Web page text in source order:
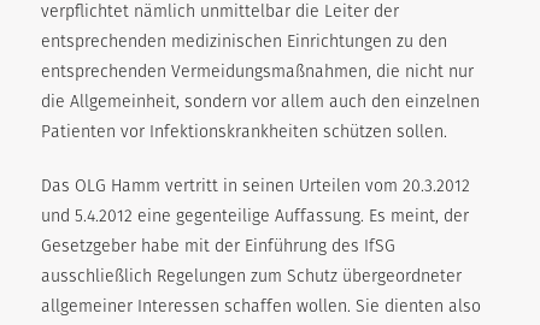
verpflichtet nämlich unmittelbar die Leiter der
entsprechenden medizinischen Einrichtungen zu den
entsprechenden Vermeidungsmaßnahmen, die nicht nur
die Allgemeinheit, sondern vor allem auch den einzelnen
Patienten vor Infektionskrankheiten schützen sollen.
Das OLG Hamm vertritt in seinen Urteilen vom 20.3.2012
und 5.4.2012 eine gegenteilige Auffassung. Es meint, der
Gesetzgeber habe mit der Einführung des IfSG
ausschließlich Regelungen zum Schutz übergeordneter
allgemeiner Interessen schaffen wollen. Sie dienten also